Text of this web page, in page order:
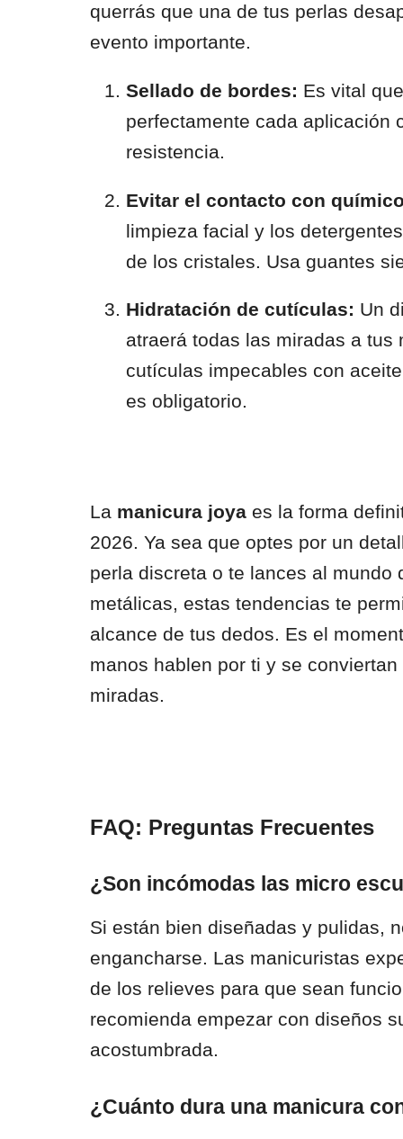
querrás que una de tus perlas
evento importante.
Sellado de bordes: Es vital
perfectamente cada aplicación
resistencia.
Evitar el contacto con
limpieza facial y los
de los cristales. Usa guantes
Hidratación de cutículas: Un
atraerá todas las miradas a tus
cutículas impecables con
es obligatorio.
La manicura joya es la forma
2026. Ya sea que optes por un
perla discreta o te lances al mundo
metálicas, estas tendencias te
alcance de tus dedos. Es el
manos hablen por ti y se
miradas.
FAQ: Preguntas Frecuentes
¿Son incómodas las micro
Si están bien diseñadas y pulidas,
engancharse. Las manicuristas
de los relieves para que sean
recomienda empezar con diseños
acostumbrada.
¿Cuánto dura una manicura